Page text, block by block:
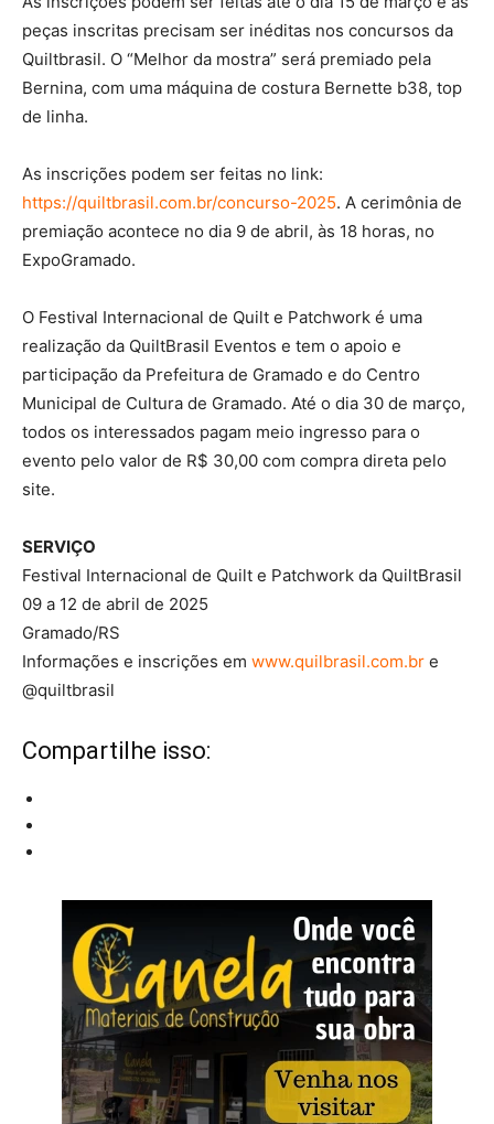
peças inscritas precisam ser inéditas nos concursos da
Quiltbrasil. O “Melhor da mostra” será premiado pela
Bernina, com uma máquina de costura Bernette b38, top
de linha.
As inscrições podem ser feitas no link:
https://quiltbrasil.com.br/concurso-2025. A cerimônia de
premiação acontece no dia 9 de abril, às 18 horas, no
ExpoGramado.
O Festival Internacional de Quilt e Patchwork é uma
realização da QuiltBrasil Eventos e tem o apoio e
participação da Prefeitura de Gramado e do Centro
Municipal de Cultura de Gramado. Até o dia 30 de março,
todos os interessados pagam meio ingresso para o
evento pelo valor de R$ 30,00 com compra direta pelo
site.
SERVIÇO
Festival Internacional de Quilt e Patchwork da QuiltBrasil
09 a 12 de abril de 2025
Gramado/RS
Informações e inscrições em www.quilbrasil.com.br e
@quiltbrasil
Compartilhe isso: